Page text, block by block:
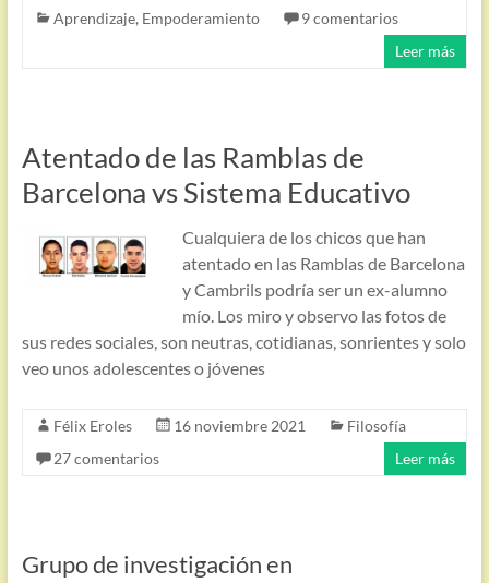
Aprendizaje, Empoderamiento
9 comentarios
Leer más
Atentado de las Ramblas de
Barcelona vs Sistema Educativo
Cualquiera de los chicos que han
atentado en las Ramblas de Barcelona
y Cambrils podría ser un ex-alumno
mío. Los miro y observo las fotos de
sus redes sociales, son neutras, cotidianas, sonrientes y solo
veo unos adolescentes o jóvenes
Félix Eroles 16 noviembre 2021
Filosofía
27 comentarios
Leer más
Grupo de investigación en